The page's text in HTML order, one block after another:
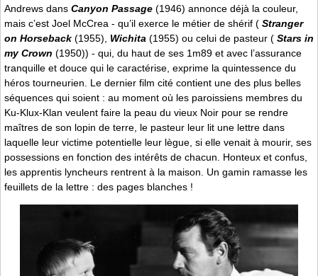
Andrews dans Canyon Passage (1946) annonce déjà la couleur,
mais c’est Joel McCrea - qu’il exerce le métier de shérif ( Stranger
on Horseback (1955), Wichita (1955) ou celui de pasteur ( Stars in
my Crown (1950)) - qui, du haut de ses 1m89 et avec l’assurance
tranquille et douce qui le caractérise, exprime la quintessence du
héros tourneurien. Le dernier film cité contient une des plus belles
séquences qui soient : au moment où les paroissiens membres du
Ku-Klux-Klan veulent faire la peau du vieux Noir pour se rendre
maîtres de son lopin de terre, le pasteur leur lit une lettre dans
laquelle leur victime potentielle leur lègue, si elle venait à mourir, ses
possessions en fonction des intérêts de chacun. Honteux et confus,
les apprentis lyncheurs rentrent à la maison. Un gamin ramasse les
feuillets de la lettre : des pages blanches !